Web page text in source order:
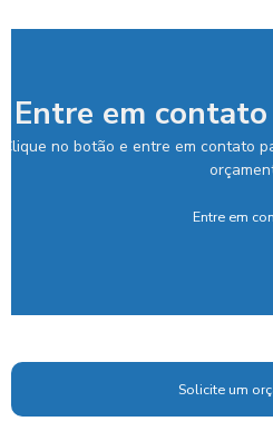
Entre em
Clique no botão e entre em contato
Entre em
Solicite um